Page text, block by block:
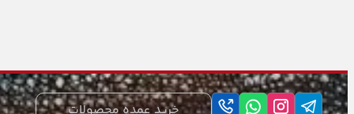
رولر و فوم رولر